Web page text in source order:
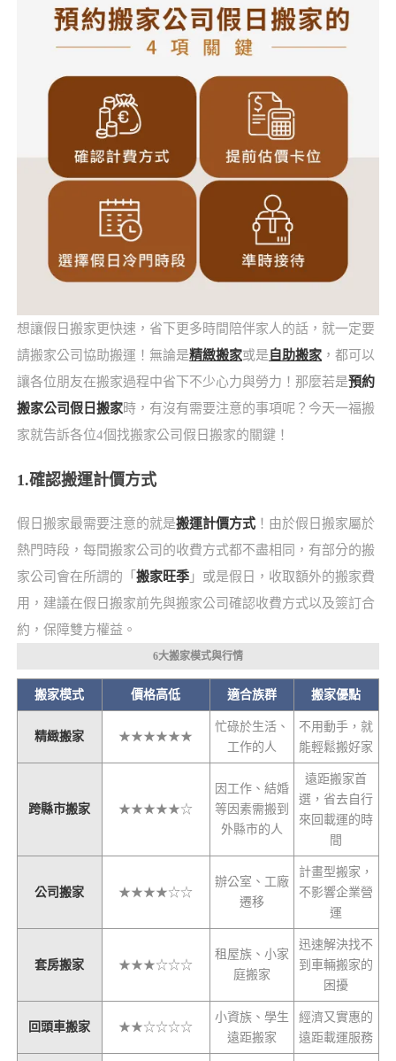
想讓假日搬家更快速，省下更多時間陪伴家人的話，就一定要
請搬家公司協助搬運！無論是精緻搬家或是 自助搬家，都可以
讓各位朋友在搬家過程中省下不少心力與勞力！那麼若是預約
搬家公司假日搬家時，有沒有需要注意的事項呢？今天一福搬
家就告訴各位4個找搬家公司假日搬家的關鍵！
1.確認搬運計價方式
假日搬家最需要注意的就是搬運計價方式！由於假日搬家屬於
熱門時段，每間搬家公司的收費方式都不盡相同，有部分的搬
家公司會在所謂的「 搬家旺季」或是假日，收取額外的搬家費
用，建議在假日搬家前先與搬家公司確認收費方式以及簽訂合
約，保障雙方權益。
6大搬家模式與行情
搬家模式 價格高低 適合族群 搬家優點
精緻搬家 ★★★★★★
忙碌於生活、
工作的人
不用動手，就
能輕鬆搬好家
跨縣市搬家 ★★★★★☆
因工作、結婚
等因素需搬到
外縣市的人
遠距搬家首
選，省去自行
來回載運的時
間
公司搬家 ★★★★☆☆
辦公室、工廠
遷移
計畫型搬家，
不影響企業營
運
套房搬家 ★★★☆☆☆
租屋族、小家
庭搬家
迅速解決找不
到車輛搬家的
困擾
回頭車搬家 ★★☆☆☆☆
小資族、學生
遠距搬家
經濟又實惠的
遠距載運服務